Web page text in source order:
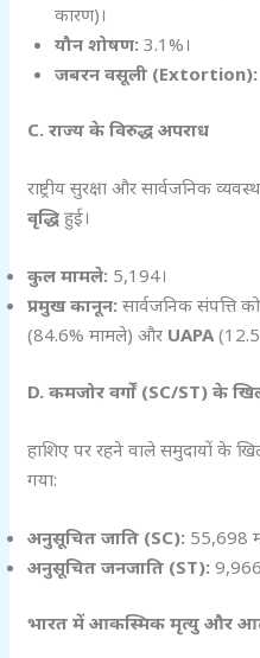
कारण)।
यौन शोषण:3.1%।
जबरन वसूली (Extortion):
C.राज्य के विरुद्ध अपराध
राष्ट्रीय सुरक्षा और सार्वजनिक
वृद्धि हुई।
कुल मामले: 5,194।
प्रमुख कानून: सार्वजनिक संपत्ति
(84.6% मामले) और UAPA
D.कमजोर वर्गों (SC/ST)के
हाशिए पर रहने वाले समुदायों के
गया:
अनुसूचित जाति (SC): 55,698
अनुसूचित जनजाति (ST):
भारत में आकस्मिक मृत्यु और